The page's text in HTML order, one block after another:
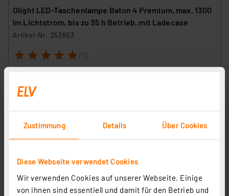
Zustimmung Details Über Cookies
Diese Webseite verwendet Cookies
Wir verwenden Cookies auf unserer Webseite. Einige
von ihnen sind essentiell und damit für den Betrieb und
Olight LED-Taschenlampe Baton 4 Premium, max. 1300
lm Lichtstrom, bis zu 35 h Betrieb, mit Ladecase
Artikel-Nr. 253963
1 2 3 4 5 (1)